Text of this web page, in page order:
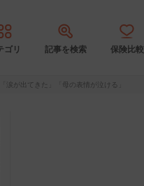
ゴリ 記事を検索 保険比較
が出てきた」「母の表情が泣ける」